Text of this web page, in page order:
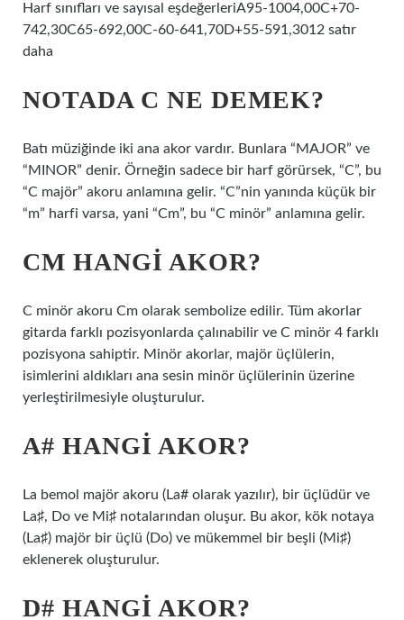
Harf sınıfları ve sayısal eşdeğerleriA95-1004,00C+70-
742,30C65-692,00C-60-641,70D+55-591,3012 satır
daha
NOTADA C NE DEMEK?
Batı müziğinde iki ana akor vardır. Bunlara “MAJOR” ve
“MINOR” denir. Örneğin sadece bir harf görürsek, “C”, bu
“C majör” akoru anlamına gelir. “C”nin yanında küçük bir
“m” harfi varsa, yani “Cm”, bu “C minör” anlamına gelir.
CM HANGI AKOR?
C minör akoru Cm olarak sembolize edilir. Tüm akorlar
gitarda farklı pozisyonlarda çalınabilir ve C minör 4 farklı
pozisyona sahiptir. Minör akorlar, majör üçlülerin,
isimlerini aldıkları ana sesin minör üçlülerinin üzerine
yerleştirilmesiyle oluşturulur.
A# HANGI AKOR?
La bemol majör akoru (La# olarak yazılır), bir üçlüdür ve
La♯, Do ve Mi♯ notalarından oluşur. Bu akor, kök notaya
(La♯) majör bir üçlü (Do) ve mükemmel bir beşli (Mi♯)
eklenerek oluşturulur.
D# HANGI AKOR?